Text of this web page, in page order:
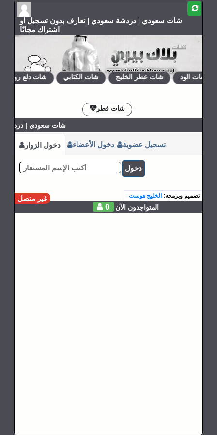
شات سعودي | دردشة سعودي | تعارف بدون تسجيل أو
اشتراك مجانًا
شات دلع روحي شات الكتابي شات عطر الخليج شات الود
شات قطر
شات سعودي | دردشة
دخول الزوار دخول الأعضاء تسجيل عضوية
دخول
غير متصل تصميم وبرمجه:الخليج هوست
0 المتواجدون الآن